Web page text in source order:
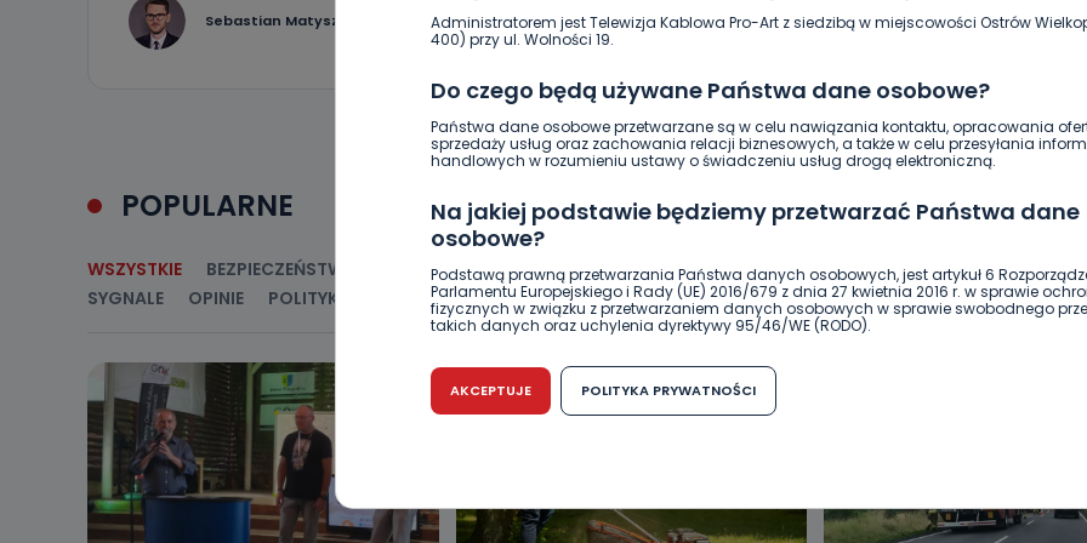
Administratorem jest Telewizja Kablowa Pro-Art z siedzibą w miejscowości Ostrów
400) przy ul. Wolności 19.
Do czego będą używane Państwa dane osobowe?
Państwa dane osobowe przetwarzane są w celu nawiązania kontaktu, opracowania
sprzedaży usług oraz zachowania relacji biznesowych, a także w celu przesyłania
handlowych w rozumieniu ustawy o świadczeniu usług drogą elektroniczną.
Na jakiej podstawie będziemy przetwarzać Państwa dane
osobowe?
Podstawą prawną przetwarzania Państwa danych osobowych, jest artykuł 6
Parlamentu Europejskiego i Rady (UE) 2016/679 z dnia 27 kwietnia 2016 r. w sprawie
fizycznych w związku z przetwarzaniem danych osobowych w sprawie swobodnego
takich danych oraz uchylenia dyrektywy 95/46/WE (RODO).
Czy jest możliwość cofnięcia zgody?
Podanie danych osobowych jest dobrowolne, nie jest wymogiem ustawowym lub
Kiedy i komu możemy przekazać Państwa dane?
AKCEPTUJE POLITYKA PRYWATNOŚCI
Sebastian Matyszczak 12
POPULARNE
WSZYSTKIE BEZPIECZEŃSTWO CIEKAWOSTKI EDUKACJA GOSPODARKA I FINANSE HISTORIA
SYGNALE
OPINIE POLITYKA RELIGIA SAMORZĄD ŚRODOWISKO WASZE INFO WSZYSTKICH ŚWIĘTYCH